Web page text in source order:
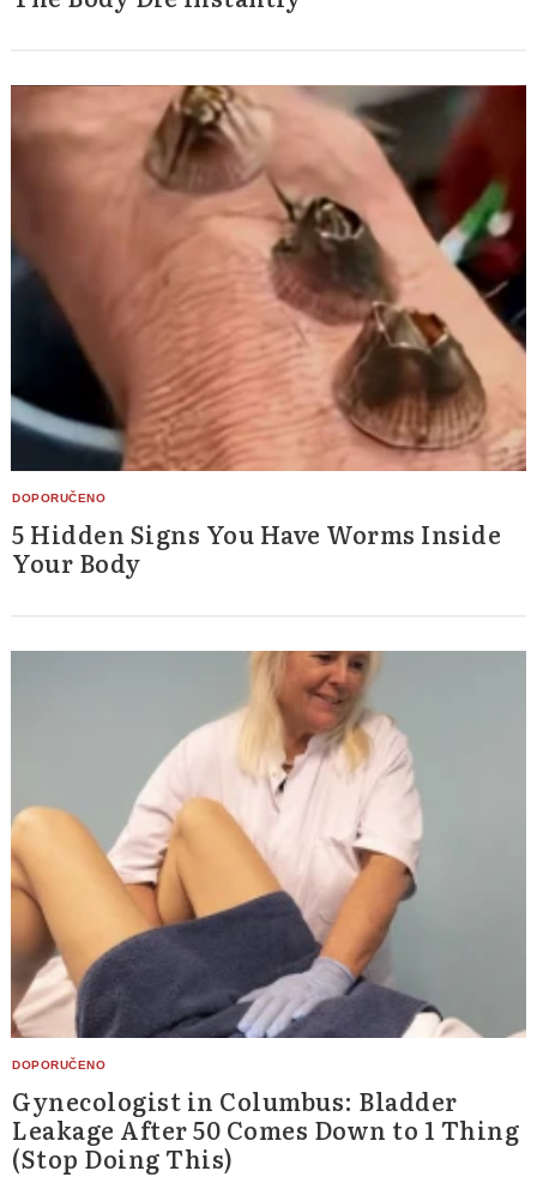
5 Hidden Signs You Have Worms Inside
Your Body
Gynecologist in Columbus: Bladder
Leakage After 50 Comes Down to 1 Thing
(Stop Doing This)